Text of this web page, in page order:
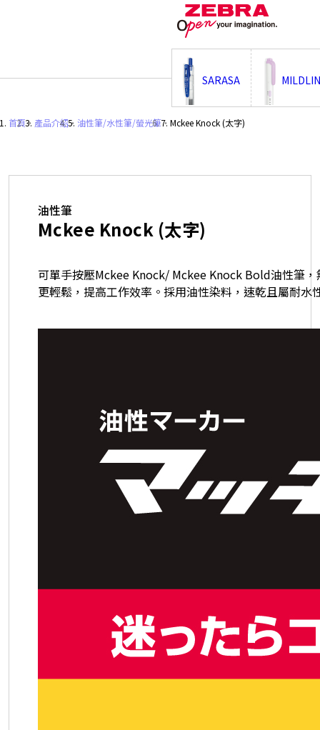
SARASA
首頁・ 產品介紹・ 油性筆/水性筆/螢光筆・ Mckee Knock (太字)
油性筆
Mckee Knock (太字)
可單手按壓Mckee Knock/ Mckee Knock Bold油性筆
更輕鬆，提高工作效率。採用油性染料，速乾且屬耐水